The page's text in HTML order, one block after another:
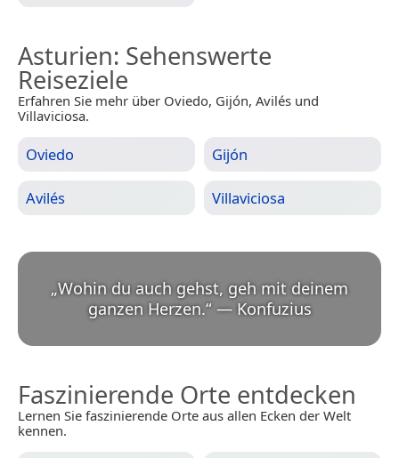
Asturien: Sehenswerte
Reiseziele
Erfahren Sie mehr über Oviedo, Gijón, Avilés und
Villaviciosa.
Oviedo Gijón
Avilés Villaviciosa
„Wohin du auch gehst, geh mit deinem
ganzen Herzen.“ — Konfuzius
Faszinierende Orte entdecken
Lernen Sie faszinierende Orte aus allen Ecken der Welt
kennen.